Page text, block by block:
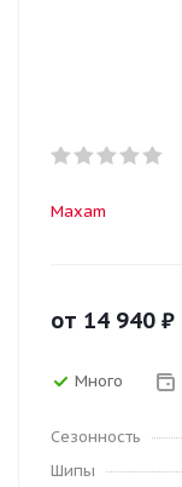
Maxam
от 14 940 ₽
Много
Сезонность
Шипы